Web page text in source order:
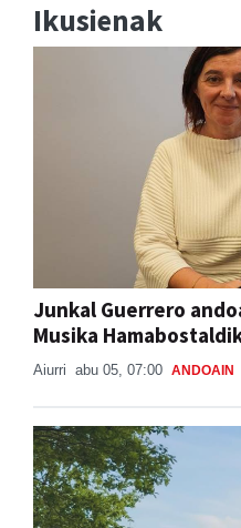
Ikusienak
Junkal Guerrero
Musika
Aiurri abu 05, 07:00 ANDOAIN